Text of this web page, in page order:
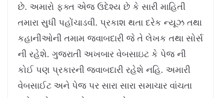
છે. અમારો ફક્ત એજ ઉદેશ્ય છે કે સારી માહિતી
તમારા સુધી પહોંચાડવી. પ્રકાશ થતા દરેક ન્યૂઝ તથા
કહાનીઓની તમામ જવાબદારી જે તે લેખક તથા સોર્સ
ની રહેશે. ગુજરાતી અખબાર વેબસાઇટ કે પેજ ની
કોઈ પણ પ્રકારની જવાબદારી રહેશે નહિ. અમારી
વેબસાઈટ અને પેજ પર સારા સારા સમાચાર વાંચતા